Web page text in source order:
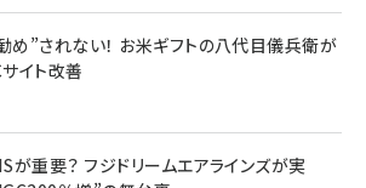
”されない！ お米ギフトの八代目儀兵衛が
イト改善
が重要？ フジドリームエアラインズが実